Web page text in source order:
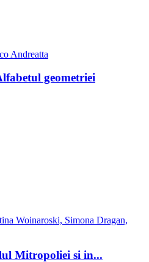
Andreatta
geometriei
Woinaroski, Simona Dragan,
Mitropoliei si in...